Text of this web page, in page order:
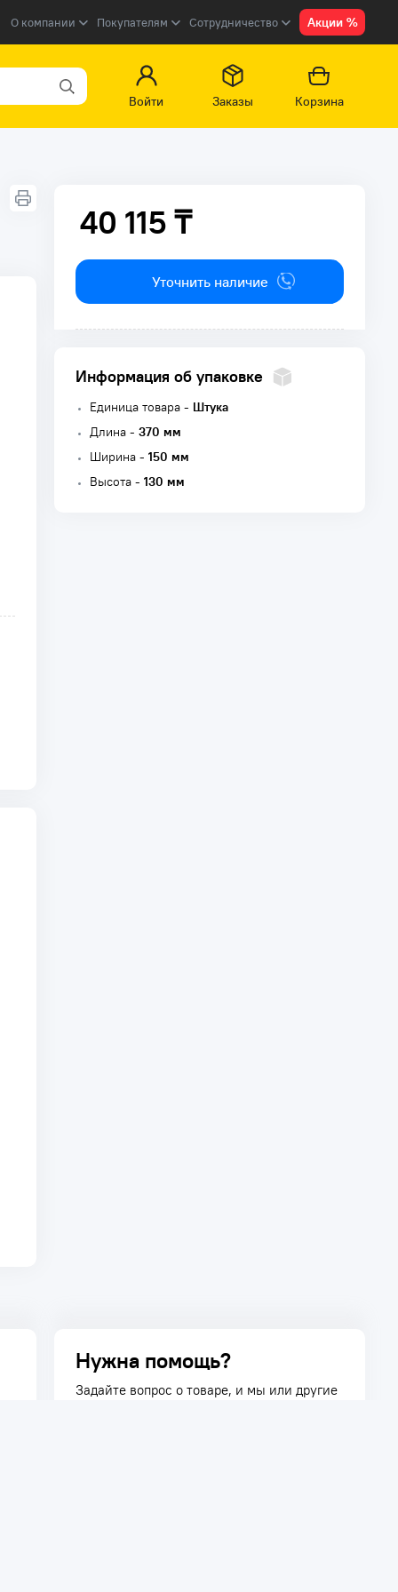
О компании Покупателям Сотрудничество Акции %
Войти
Заказы Корзина
40 115 ₸
40 115 ₸
Уточнить наличие
Информация об упаковке
Единица товара - Штука
Длина - 370 мм
Ширина - 150 мм
Высота - 130 мм
Нужна помощь?
Задайте вопрос о товаре, и мы или другие